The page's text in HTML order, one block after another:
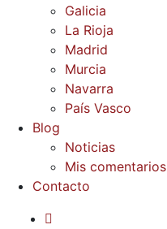
Galicia
La Rioja
Madrid
Murcia
Navarra
País Vasco
Blog
Noticias
Mis comentarios
Contacto